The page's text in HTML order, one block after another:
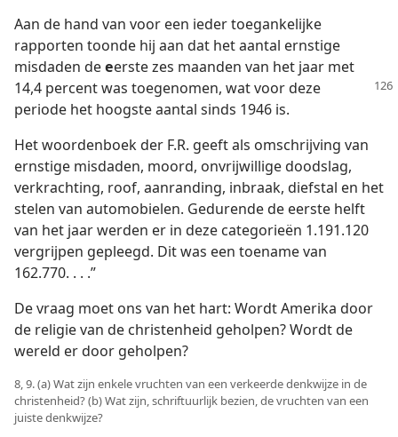
Aan de hand van voor een ieder toegankelijke
rapporten toonde hij aan dat het aantal ernstige
misdaden deeerste zes maanden van het jaar met
14,4 percent was toegenomen, wat voor deze
periode het hoogste aantal sinds 1946 is.
Het woordenboek der F.R. geeft als omschrijving van
ernstige misdaden, moord, onvrijwillige doodslag,
verkrachting, roof, aanranding, inbraak, diefstal en het
stelen van automobielen. Gedurende de eerste helft
van het jaar werden er in deze categorieën 1.191.120
vergrijpen gepleegd. Dit was een toename van
162.770. . . .”
De vraag moet ons van het hart: Wordt Amerika door
de religie van de christenheid geholpen? Wordt de
wereld er door geholpen?
8, 9. (a) Wat zijn enkele vruchten van een verkeerde denkwijze in de
christenheid? (b) Wat zijn, schriftuurlijk bezien, de vruchten van een
juiste denkwijze?